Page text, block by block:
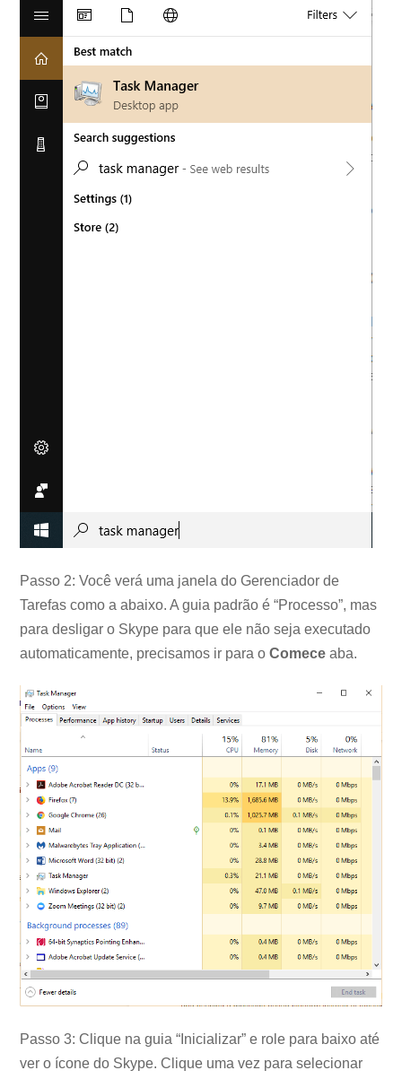
Passo 2: Você verá uma janela do Gerenciador de
Tarefas como a abaixo. A guia padrão é “Processo”, mas
para desligar o Skype para que ele não seja executado
automaticamente, precisamos ir para oComece aba.
Passo 3: Clique na guia “Inicializar” e role para baixo até
ver o ícone do Skype. Clique uma vez para selecionar